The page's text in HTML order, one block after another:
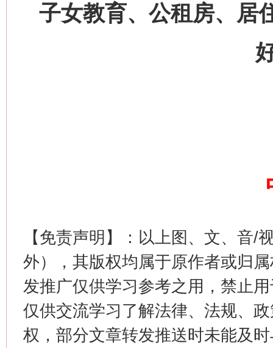
子女教育、公租房、
【免责声明】：以上图、文、音/
外），其版权均属于原作者或归
发推广仅供学习参考之用，禁止
仅供交流学习了解法律、法规、
权，部分文章转发推送时未能及
习近平的博鳌关键词
魏明亮